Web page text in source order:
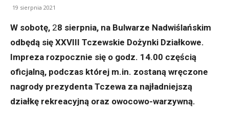
19 sierpnia 2021
W sobotę, 28 sierpnia, na Bulwarze Nadwiślańskim
odbędą się XXVIII Tczewskie Dożynki Działkowe.
Impreza rozpocznie się o godz. 14.00 częścią
oficjalną, podczas której m.in. zostaną wręczone
nagrody prezydenta Tczewa za najładniejszą
działkę rekreacyjną oraz owocowo-warzywną.